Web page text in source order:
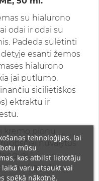
su hialurono
odai ir odai su
Padeda sulėtinti
esanti žemos
hialurono
jai putlumo.
sicilietiškos
ektraktu ir
nuvalytos
kad greičiau
tehnoloģijas, lai
mūsu
kas atbilst lietotāju
varu atsaukt vai
spēkā nākotnē.